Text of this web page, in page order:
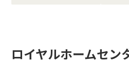
ロイヤルホームセン